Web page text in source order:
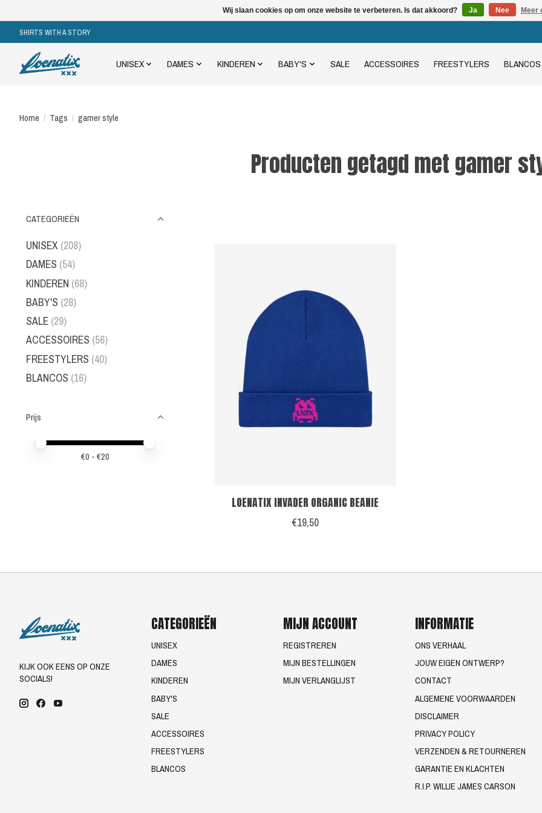
SHIRTS WITH A STORY
UNISEX DAMES KINDEREN BABY'S SALE ACCESSOIRES FREESTYLERS BLANCOS
Home / Tags / gamer style
Producten getagd met gamer
CATEGORIEËN
UNISEX (208)
DAMES (54)
KINDEREN (68)
BABY'S (28)
SALE (29)
ACCESSOIRES (56)
FREESTYLERS (40)
BLANCOS (16)
Prijs
Minimale prijswaarde
Price maximum value
€0 - €20
LOENATIX INVADER ORGANIC BEANIE
€19,50
KIJK OOK EENS OP ONZE
SOCIALS!
CATEGORIEËN
UNISEX
DAMES
KINDEREN
BABY'S
SALE
ACCESSOIRES
FREESTYLERS
BLANCOS
MIJN ACCOUNT
REGISTREREN
MIJN BESTELLINGEN
MIJN VERLANGLIJST
INFORMATIE
ONS VERHAAL
JOUW EIGEN ONTWERP?
CONTACT
ALGEMENE VOORWAARDEN
DISCLAIMER
PRIVACY POLICY
VERZENDEN & RETOURNEREN
GARANTIE EN KLACHTEN
R.I.P. WILLIE JAMES CARSON
Wij slaan cookies op om onze website te verbeteren. Is dat akkoord? Ja Nee Meer